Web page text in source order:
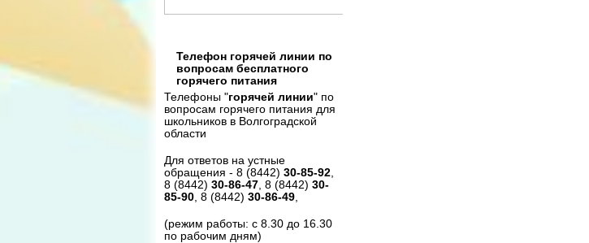
Телефон горячей линии по
вопросам бесплатного
горячего питания
Телефоны "горячей линии" по
вопросам горячего питания для
школьников в Волгоградской
области
Для ответов на устные
обращения - 8 (8442) 30-85-92
8 (8442) 30-86-47 , 8 (8442) 30-
85-90 , 8 (8442) 30-86-49
(режим работы: с 8.30 до 16.30
по рабочим дням)